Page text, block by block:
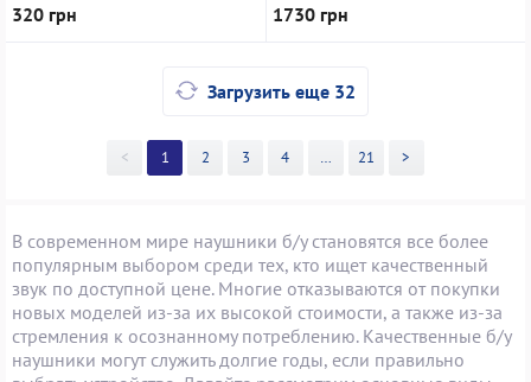
320 грн 1730 грн
Загрузить еще 32
< 1 2 3 4 >> 21 >
В современном мире наушники б/у становятся все более
популярным выбором среди тех, кто ищет качественный
звук по доступной цене. Многие отказываются от покупки
новых моделей из-за их высокой стоимости, а также из-за
стремления к осознанному потреблению. Качественные б/у
наушники могут служить долгие годы, если правильно